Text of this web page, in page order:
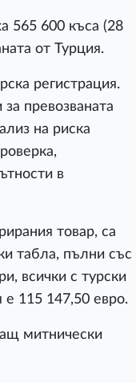
565 600 къса (28
от Турция.
регистрация.
превозваната
на риска
в
товар, са
табла, пълни със
всички с турски
е 115 147,50 евро.
митнически